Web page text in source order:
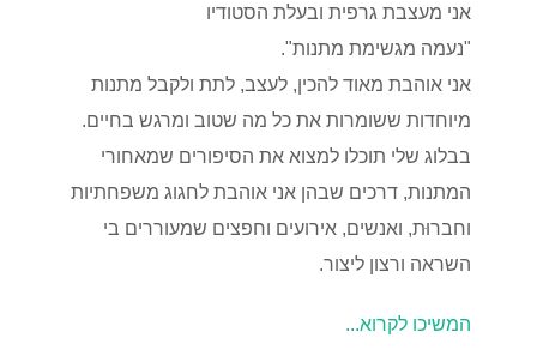
אני מעצבת גרפית ובעלת הסטודיו
"נעמה מגשימת מתנות".
אני אוהבת מאוד להכין, לעצב, לתת ולקבל מתנות
מיוחדות ששומרות את כל מה שטוב ומרגש בחיים.
בבלוג שלי תוכלו למצוא את הסיפורים שמאחורי
המתנות, דרכים שבהן אני אוהבת לחגוג משפחתיות
וחברוּת, ואנשים, אירועים וחפצים שמעוררים בי
השראה ורצון ליצור.
המשיכו לקרוא...